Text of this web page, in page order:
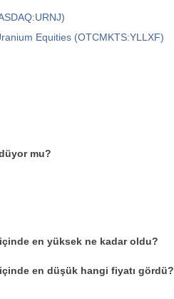
Equities (OTCMKTS:YLLXF)
mu?
en yüksek ne kadar oldu?
en düşük hangi fiyatı gördü?